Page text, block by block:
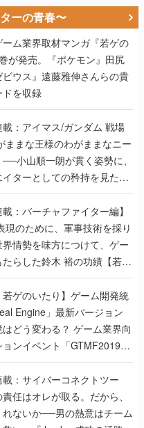
ーの青春〜
ム業界取材マンガ『若ゲの
が発売。『ポケモン』田尻
ウス』遠藤雅伸さんらの貴
を収録
：アイマス/ガンダム 戦場
ままな王様のわがままなニー
小山順一朗が貫く姿勢に、
ターとしての矜持を見た
最終回】
載：バーチャファイター編】
現のために、軍事技術を採り
界情勢を味方につけて、ゲー
たらした鈴木 裕の功績【若ゲ
若ゲのいたり】ゲーム開発統
Engine」最新バージョン
どう変わる？ ゲーム業界向
ンイベント「GTMF2019」
理解を深めよう【PR】
載：サイバーコネクトツー
任はオレが取る。だから、
ないか──男の熱意はチーム